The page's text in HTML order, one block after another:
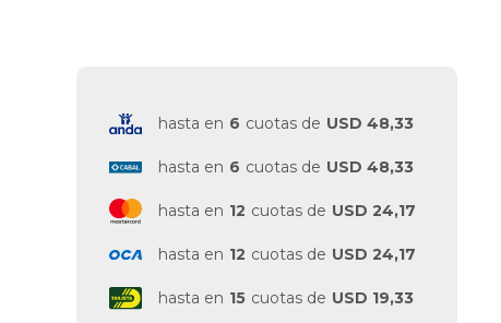
hasta en 6 cuotas de USD 48,33
hasta en 6 cuotas de USD 48,33
hasta en 12 cuotas de USD 24,17
hasta en 12 cuotas de USD 24,17
hasta en 15 cuotas de USD 19,33